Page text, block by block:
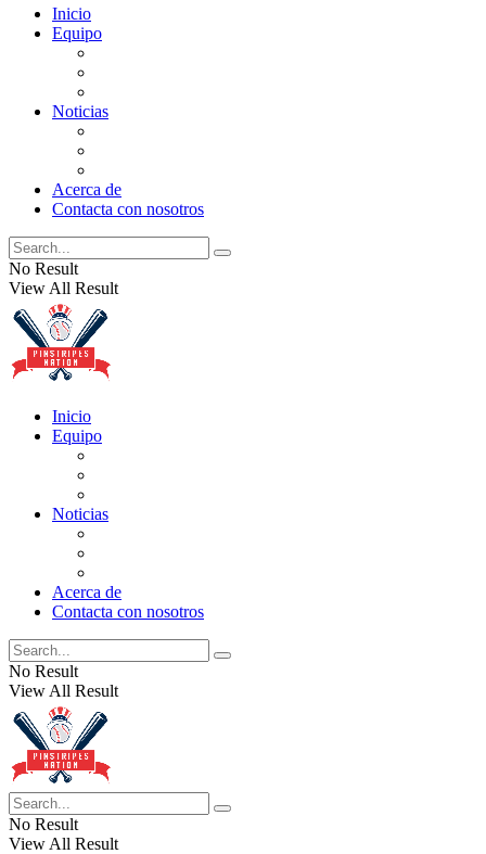
Inicio
Equipo
Noticias
Acerca de
Contacta con nosotros
No Result
View All Result
Inicio
Equipo
Noticias
Acerca de
Contacta con nosotros
No Result
View All Result
No Result
View All Result